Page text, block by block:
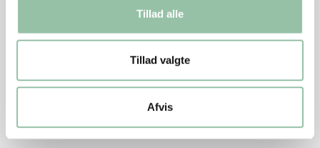
Tillad alle
Tillad valgte
Afvis
ovntemperatur, desto mere vil
centrumtemperaturen i kødet stige i minutterne
efter det er taget ud af ovnen.
Steg et større stykke svinekam – stegetiden er den
samme. En rest flæskesteg kan bruges til
,biksemad
tunsauce.